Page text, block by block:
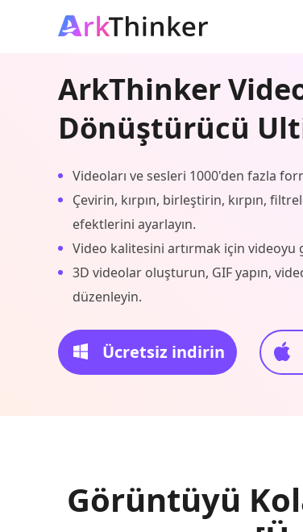
ArkThinker
Dönüştürücü
Videoları ve sesleri 1000'den fazla
Çevirin, kırpın, birleştirin, kırpın,
efektlerini ayarlayın.
Video kalitesini artırmak için videoyu
3D videolar oluşturun, GIF yapın,
düzenleyin.
Ücretsiz indirin
Görüntüyü